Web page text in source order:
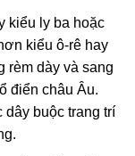
kiểu ly ba hoặc
kiểu ô-rê hay
rèm dày và sang
điển châu Âu.
dây buộc trang trí